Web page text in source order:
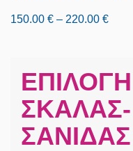
150.00 € – 220.00 €
ΕΠΙΛΟΓΉ
ΣΚΆΛΑΣ-
ΣΑΝΊΔΑΣ